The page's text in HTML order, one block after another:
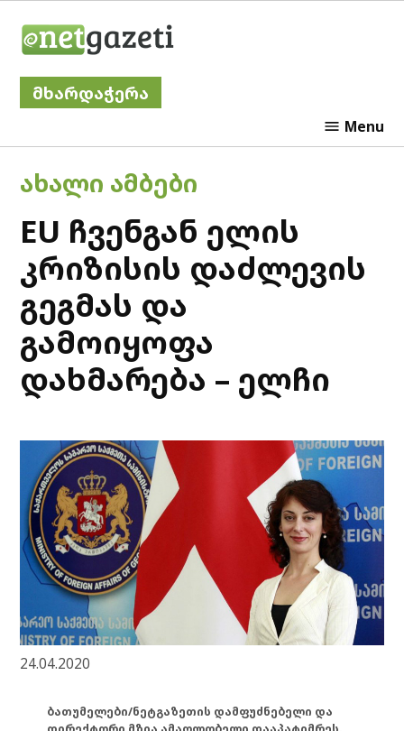
მხარდაჭერა
Menu
POSTED
ᲐᲮᲐᲚᲘ ᲐᲛᲑᲔᲑᲘ
EU ჩვენგან ელის
კრიზისის დაძლევის
გეგმას და
გამოიყოფა
დახმარება – ელჩი
24.04.2020
ბათუმელები/ნეტგაზეთის დამფუძნებელი და